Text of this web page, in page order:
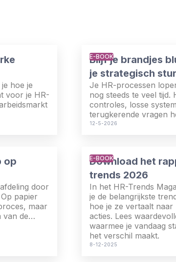
hoe je
voor je HR-
is er. De
E-BOOK
Blijf je brandjes
je strategisch
Je HR-processen
nog steeds te veel tijd.
controles, losse
terugkerende vragen
operatie.
12-5-2026
op
door
papier
maar
van de
affiniteit
E-BOOK
Download het
trends 2026
In het HR-Trends
je de belangrijkste
hoe je ze vertaalt naar
acties. Lees
waarmee je vandaag
het verschil maakt.
8-12-2025